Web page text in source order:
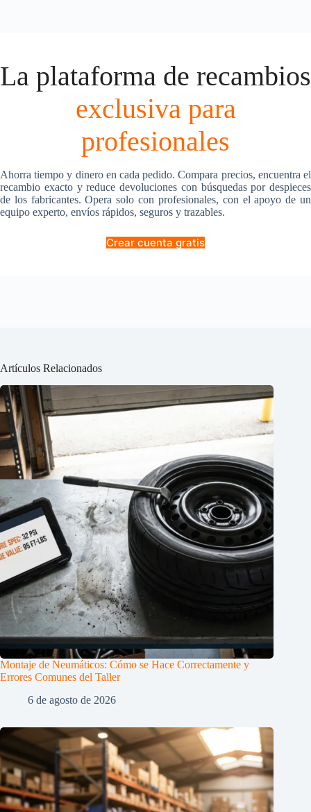
La plataforma de recambios
exclusiva para
profesionales
Ahorra tiempo y dinero en cada pedido. Compara precios, encuentra el
recambio exacto y reduce devoluciones con búsquedas por despieces
de los fabricantes. Opera solo con profesionales, con el apoyo de un
equipo experto, envíos rápidos, seguros y trazables.
Crear cuenta gratis
Artículos Relacionados
Montaje de Neumáticos: Cómo se Hace Correctamente y
Errores Comunes del Taller
6 de agosto de 2026